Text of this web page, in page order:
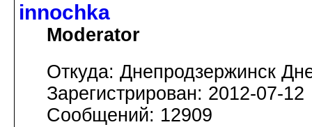
innochka
Moderator
Откуда: Днепродзержинск
Зарегистрирован: 2012-07-12
Сообщений: 12909